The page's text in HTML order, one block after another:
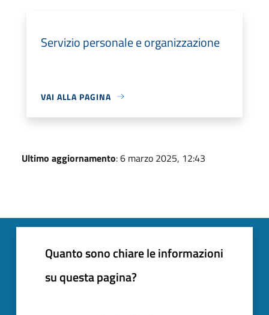
Servizio personale e organizzazione
VAI ALLA PAGINA
Ultimo aggiornamento: 6 marzo 2025, 12:43
Quanto sono chiare le informazioni
su questa pagina?